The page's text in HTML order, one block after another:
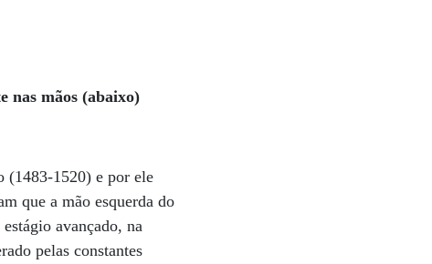
nas mãos (abaixo)
(1483-1520) e por ele
que a mão esquerda do
avançado, na
pelas constantes